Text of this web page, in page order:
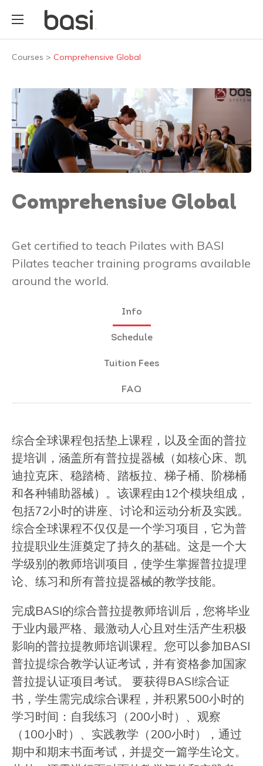
Courses > Comprehensive Global
Comprehensive Global
Get certified to teach Pilates with BASI
Pilates teacher training programs available
around the world.
Info
Schedule
Tuition Fees
FAQ
综合全球课程包括垫上课程，以及全面的普拉
提培训，涵盖所有普拉提器械（如核心床、凯
迪拉克床、稳踏椅、踏板拉、梯子桶、阶梯桶
和各种辅助器械）。该课程由12个模块组成，
包括72小时的讲座、讨论和运动分析及实践。
综合全球课程不仅仅是一个学习项目，它为普
拉提职业生涯奠定了持久的基础。这是一个大
学级别的教师培训项目，使学生掌握普拉提理
论、练习和所有普拉提器械的教学技能。
完成BASI的综合普拉提教师培训后，您将毕业
于业内最严格、最激动人心且对生活产生积极
影响的普拉提教师培训课程。您可以参加BASI
普拉提综合教学认证考试，并有资格参加国家
普拉提认证项目考试。 要获得BASI综合证
书，学生需完成综合课程，并积累500小时的
学习时间：自我练习（200小时）、观察
（100小时）、实践教学（200小时），通过
期中和期末书面考试，并提交一篇学生论文。